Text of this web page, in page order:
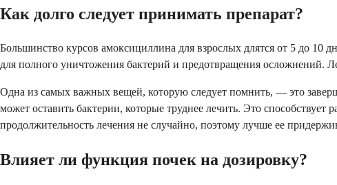
Как долго следует принимать препарат?
Большинство курсов амоксициллина для взрослых длятся от 5 до 10
для полного уничтожения бактерий и предотвращения осложнений.
Одна из самых важных вещей, которую следует помнить, — это
может оставить бактерии, которые труднее лечить. Это
продолжительность лечения не случайно, поэтому лучше ее
Влияет ли функция почек на дозировку?